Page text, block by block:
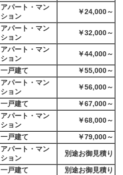
アパート・マン
ション
￥24,000～
アパート・マン
ション
￥32,000～
アパート・マン
ション
￥44,000～
一戸建て ￥55,000～
アパート・マン
ション
￥56,000～
一戸建て ￥67,000～
アパート・マン
ション
￥68,000～
一戸建て ￥79,000～
アパート・マン
ション
別途お御見積り
一戸建て 別途お御見積り